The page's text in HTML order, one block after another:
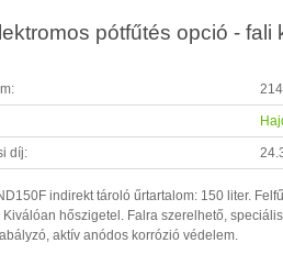
pótfűtés opció - fali
díj:
indirekt tároló űrtartalom: 150 liter.
Kiválóan hőszigetel. Falra szerelhető,
aktív anódos korrózió védelem.